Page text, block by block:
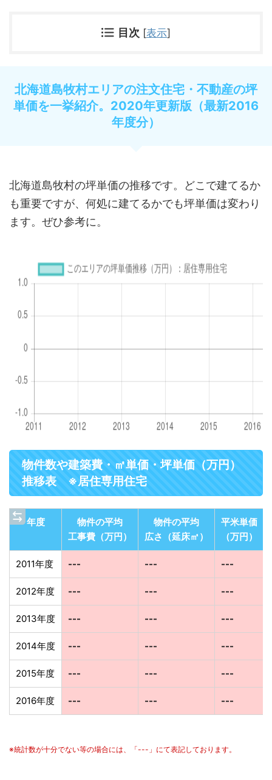
目次 [表示]
北海道島牧村エリアの注文住宅・不動産の坪
単価を一挙紹介。2020年更新版（最新2016
年度分）
北海道島牧村の坪単価の推移です。どこで建てるか
も重要ですが、何処に建てるかでも坪単価は変わり
ます。ぜひ参考に。
物件数や建築費・㎡単価・坪単価（万円）
推移表 ※居住専用住宅
年度
物件の平均
工事費（万円）
物件の平均
広さ（延床㎡）
平米単価
（万円）
2011年度 --- --- ---
2012年度 --- --- ---
2013年度 --- --- ---
2014年度 --- --- ---
2015年度 --- --- ---
2016年度 --- --- ---
※統計数が十分でない等の場合には、「---」にて表記しております。